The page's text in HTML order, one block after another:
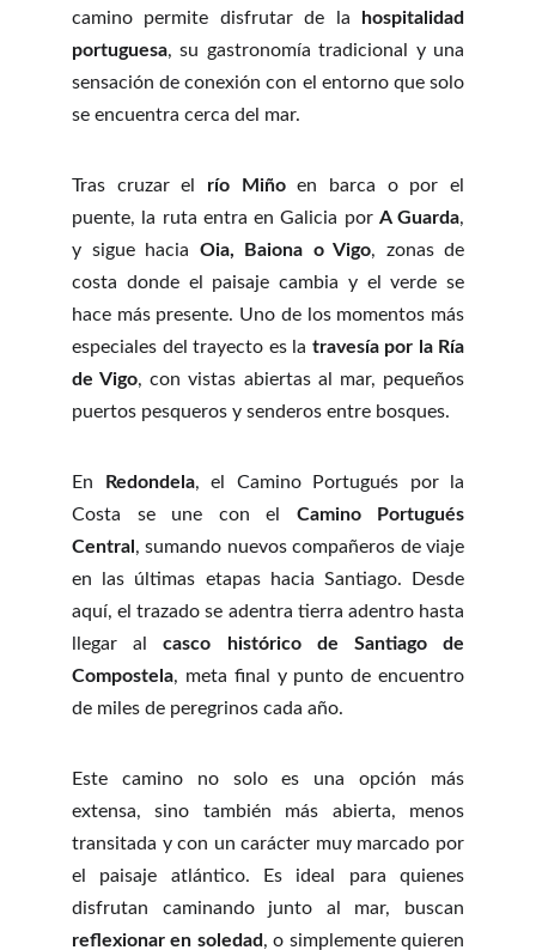
camino permite disfrutar de la
hospitalidad
portuguesa, su gastronomía tradicional y una
sensación de conexión con el entorno que solo
se encuentra cerca del mar.
Tras cruzar el río Miñoen barca o por el
puente, la ruta entra en Galicia por A Guarda,
y sigue hacia Oia, Baiona o Vigo, zonas de
costa donde el paisaje cambia y el verde se
hace más presente. Uno de los momentos más
especiales del trayecto es la travesía por la Ría
de Vigo, con vistas abiertas al mar, pequeños
puertos pesqueros y senderos entre bosques.
En Redondela, el Camino Portugués por la
Costa se une con el Camino Portugués
Central , sumando nuevos compañeros de viaje
en las últimas etapas hacia Santiago. Desde
aquí, el trazado se adentra tierra adentro hasta
llegar alcasco histórico de Santiago de
Compostela, meta final y punto de encuentro
de miles de peregrinos cada año.
Este camino no solo es una opción más
extensa, sino también más abierta, menos
transitada y con un carácter muy marcado por
el paisaje atlántico. Es ideal para quienes
disfrutan caminando junto al mar, buscan
reflexionar en soledad, o simplemente quieren